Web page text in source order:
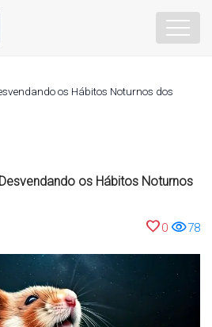
os Hábitos Noturnos dos
os Hábitos Noturnos
favorite0 visibility78